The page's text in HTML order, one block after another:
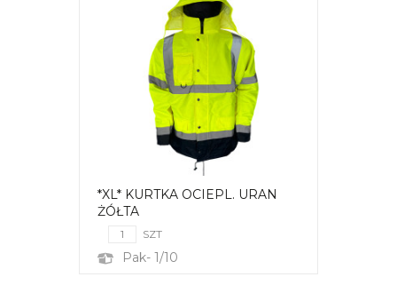
*XL* KURTKA OCIEPL. URAN
ŻÓŁTA
SZT
Pak- 1/10